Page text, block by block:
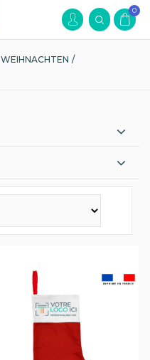
0
WEIHNACHTEN /